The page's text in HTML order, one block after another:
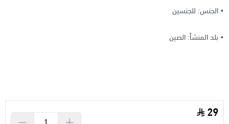
• الجنس: للجنسين
• بلد المنشأ: الصين
29